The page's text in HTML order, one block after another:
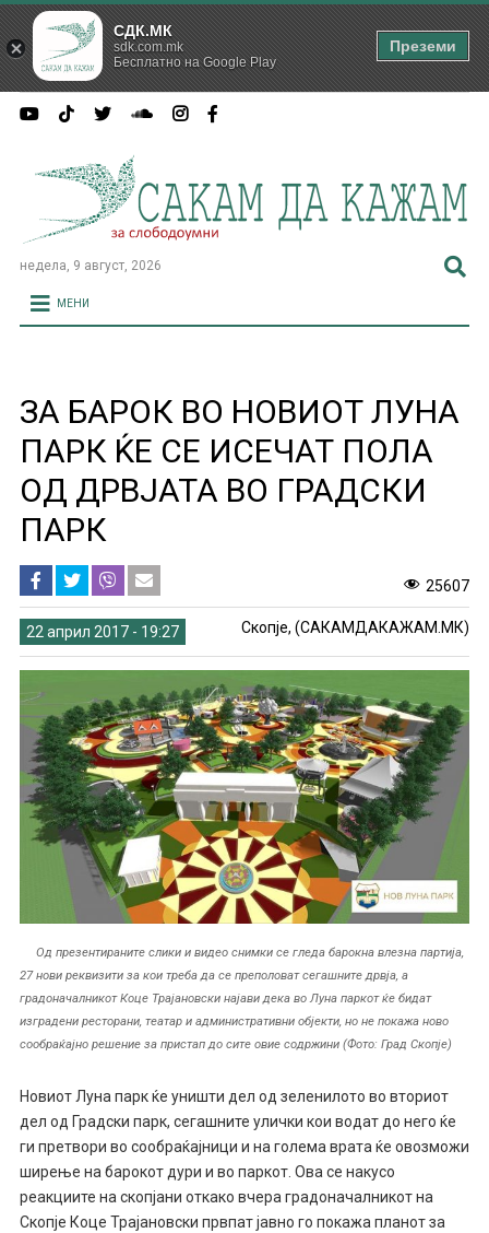
недела, 9 август, 2026
МЕНИ
ЗА БАРОК ВО НОВИОТ ЛУНА
ПАРК ЌЕ СЕ ИСЕЧАТ ПОЛА
ОД ДРВЈАТА ВО ГРАДСКИ
ПАРК
25607
22 април 2017 - 19:27 Скопје, (САКАМДАКАЖАМ.МК)
Од презентираните слики и видео снимки се гледа барокна влезна партија,
27 нови реквизити за кои треба да се преполоват сегашните дрвја, а
градоначалникот Коце Трајановски најави дека во Луна паркот ќе бидат
изградени ресторани, театар и административни објекти, но не покажа ново
сообраќајно решение за пристап до сите овие содржини (Фото: Град Скопје)
Новиот Луна парк ќе уништи дел од зеленилото во вториот
дел од Градски парк, сегашните улички кои водат до него ќе
ги претвори во сообраќајници и на голема врата ќе овозможи
ширење на барокот дури и во паркот. Ова се накусо
реакциите на скопјани откако вчера градоначалникот на
Скопје Коце Трајановски првпат јавно го покажа планот за
СДК.МК
sdk.com.mk
Бесплатно на Google Play
Преземи